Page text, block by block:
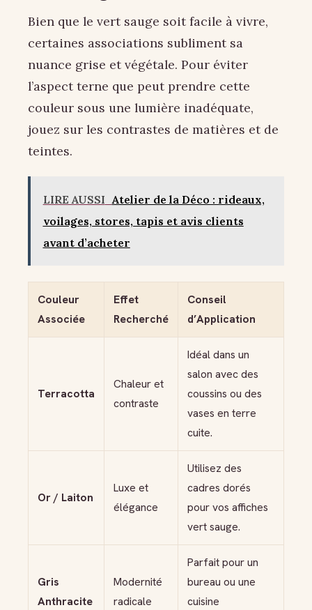
Bien que le vert sauge soit facile à vivre,
certaines associations subliment sa
nuance grise et végétale. Pour éviter
l’aspect terne que peut prendre cette
couleur sous une lumière inadéquate,
jouez sur les contrastes de matières et de
teintes.
LIRE AUSSI Atelier de la Déco : rideaux,
voilages, stores, tapis et avis clients
avant d’acheter
Couleur
Associée
Effet
Recherché
Conseil
d’Application
Terracotta
Chaleur et
contraste
Idéal dans un
salon avec des
coussins ou des
vases en terre
cuite.
Or / Laiton
Luxe et
élégance
Utilisez des
cadres dorés
pour vos affiches
vert sauge.
Gris
Anthracite
Modernité
radicale
Parfait pour un
bureau ou une
cuisine